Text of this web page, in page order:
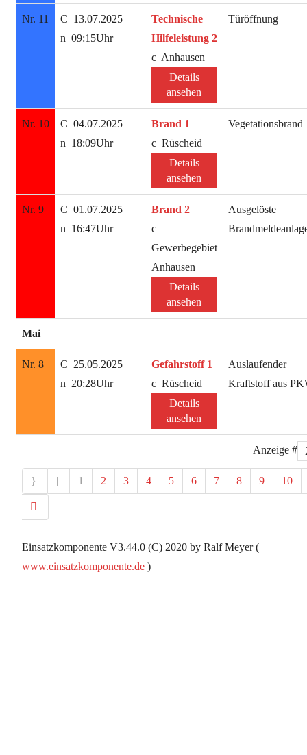
Nr. 11
13.07.2025
09:15Uhr
Technische
Hilfeleistung 2
Anhausen
Details
ansehen
Türöffnung
Nr. 10
04.07.2025
18:09Uhr
Brand 1
Rüscheid
Details
ansehen
Vegetationsbrand
Nr. 9
01.07.2025
16:47Uhr
Brand 2
Gewerbegebiet
Anhausen
Details
ansehen
Ausgelöste
Mai
Nr. 8
25.05.2025
20:28Uhr
Gefahrstoff 1
Rüscheid
Details
ansehen
Auslaufender
Kraftstoff aus
Anzeige #
1 2 3 4 5 6 7 8 9 10
Einsatzkomponente V3.44.0 (C) 2020 by Ralf Meyer (
www.einsatzkomponente.de)